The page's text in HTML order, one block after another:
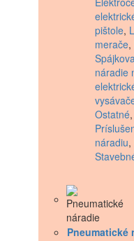
pištole,
merače,
náradie
Ostatné,
náradiu,
Pneumatické